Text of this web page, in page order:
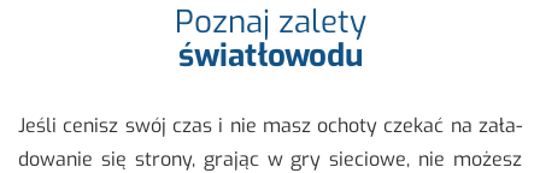
Poznaj zalety
światłowodu
Jeśli ce­nisz swój czas i nie masz ocho­ty cze­kać na za­ła­
do­wa­nie się stro­ny, gra­jąc w gry sie­cio­we, nie mo­żesz